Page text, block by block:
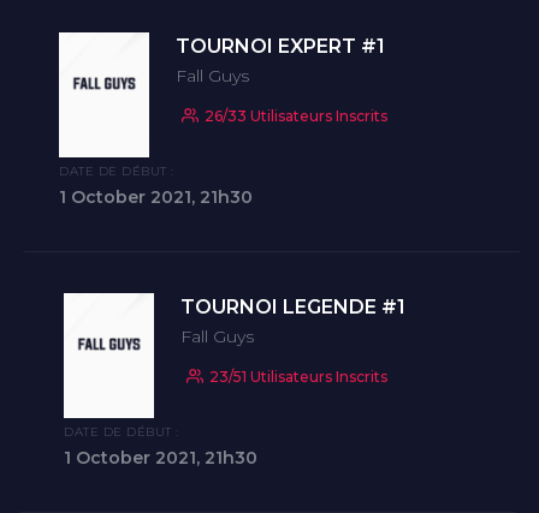
TOURNOI EXPERT #1
Fall Guys
26/33 Utilisateurs Inscrits
DATE DE DÉBUT :
1 October 2021, 21h30
TOURNOI LEGENDE #1
Fall Guys
23/51 Utilisateurs Inscrits
DATE DE DÉBUT :
1 October 2021, 21h30